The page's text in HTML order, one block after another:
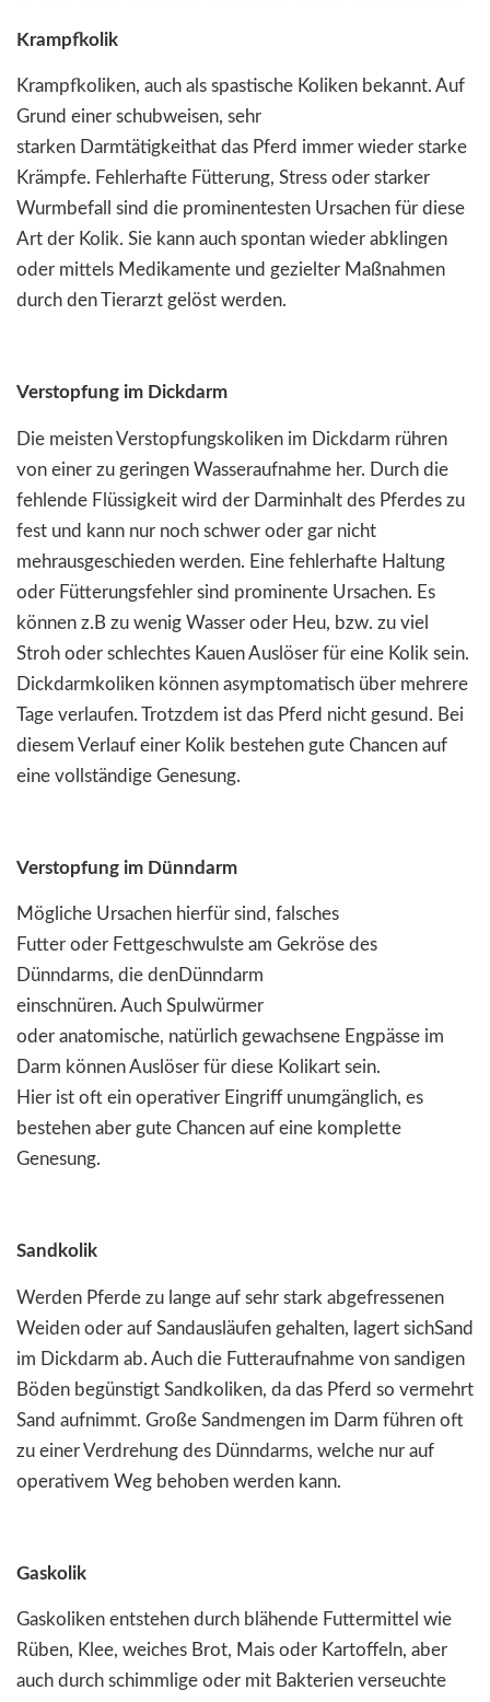
Krampfkolik
Krampfkoliken, auch als spastische Koliken bekannt. Auf
Grund einer schubweisen, sehr
starken Darmtätigkeithat das Pferd immer wieder starke
Krämpfe. Fehlerhafte Fütterung, Stress oder starker
Wurmbefall sind die prominentesten Ursachen für diese
Art der Kolik. Sie kann auch spontan wieder abklingen
oder mittels Medikamente und gezielter Maßnahmen
durch den Tierarzt gelöst werden.
Verstopfung im Dickdarm
Die meisten Verstopfungskoliken im Dickdarm rühren
von einer zu geringen Wasseraufnahme her. Durch die
fehlende Flüssigkeit wird der Darminhalt des Pferdes zu
fest und kann nur noch schwer oder gar nicht
mehrausgeschieden werden. Eine fehlerhafte Haltung
oder Fütterungsfehler sind prominente Ursachen. Es
können z.B zu wenig Wasser oder Heu, bzw. zu viel
Stroh oder schlechtes Kauen Auslöser für eine Kolik sein.
Dickdarmkoliken können asymptomatisch über mehrere
Tage verlaufen. Trotzdem ist das Pferd nicht gesund. Bei
diesem Verlauf einer Kolik bestehen gute Chancen auf
eine vollständige Genesung.
Verstopfung im Dünndarm
Mögliche Ursachen hierfür sind, falsches
Futter oder Fettgeschwulste am Gekröse des
Dünndarms, die denDünndarm
einschnüren. Auch Spulwürmer
oder anatomische, natürlich gewachsene Engpässe im
Darm können Auslöser für diese Kolikart sein.
Hier ist oft ein operativer Eingriff unumgänglich, es
bestehen aber gute Chancen auf eine komplette
Genesung.
Sandkolik
Werden Pferde zu lange auf sehr stark abgefressenen
Weiden oder auf Sandausläufen gehalten, lagert sichSand
im Dickdarm ab. Auch die Futteraufnahme von sandigen
Böden begünstigt Sandkoliken, da das Pferd so vermehrt
Sand aufnimmt. Große Sandmengen im Darm führen oft
zu einer Verdrehung des Dünndarms, welche nur auf
operativem Weg behoben werden kann.
Gaskolik
Gaskoliken entstehen durch blähende Futtermittel wie
Rüben, Klee, weiches Brot, Mais oder Kartoffeln, aber
auch durch schimmlige oder mit Bakterien verseuchte